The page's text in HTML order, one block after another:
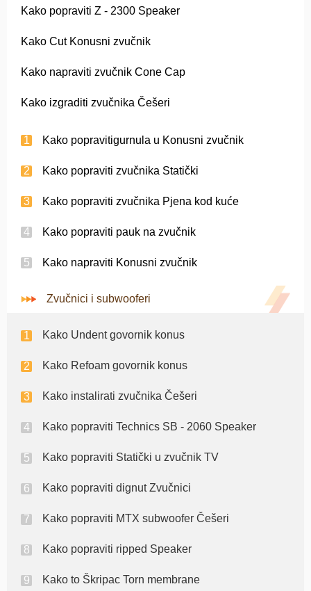
Kako popraviti Z - 2300 Speaker
Kako Cut Konusni zvučnik
Kako napraviti zvučnik Cone Cap
Kako izgraditi zvučnika Češeri
Kako popravitigurnula u Konusni zvučnik
Kako popraviti zvučnika Statički
Kako popraviti zvučnika Pjena kod kuće
Kako popraviti pauk na zvučnik
Kako napraviti Konusni zvučnik
Zvučnici i subwooferi
Kako Undent govornik konus
Kako Refoam govornik konus
Kako instalirati zvučnika Češeri
Kako popraviti Technics SB - 2060 Speaker
Kako popraviti Statički u zvučnik TV
Kako popraviti dignut Zvučnici
Kako popraviti MTX subwoofer Češeri
Kako popraviti ripped Speaker
Kako to Škripac Torn membrane